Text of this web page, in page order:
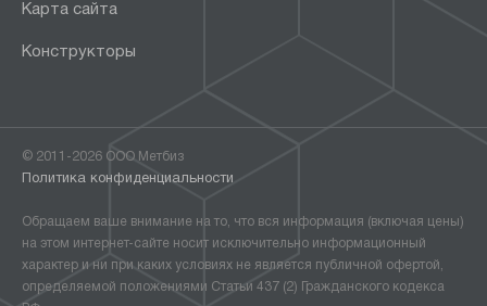
Карта сайта
Конструкторы
© 2011-2026 ООО Метбиз
Политика конфиденциальности
Обращаем ваше внимание на то, что вся информация (включая цены)
на этом интернет-сайте носит исключительно информационный
характер и ни при каких условиях не является публичной офертой,
определяемой положениями Статьи 437 (2) Гражданского кодекса